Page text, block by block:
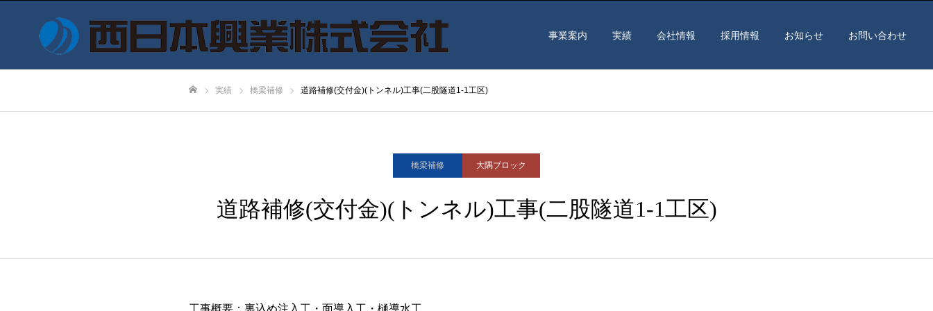
事業案内 実績 会社情報 採用情報 お知らせ お問い合わせ
実績 橋梁補修 道路補修(交付金)(トンネル)工事(二股隧道1-1工区)
橋梁補修 大隅ブロック
道路補修(交付金)(トンネル)工事(二股隧道1-1工区)
工事概要：裏込め注入工・面導入工・樋導水工